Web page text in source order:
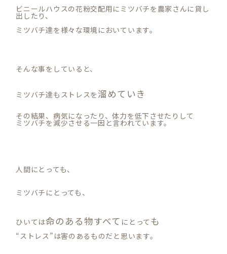
ビニールハウスの花粉交配用にミツバチを農家さんに貸し
出したり、
ミツバチ達を様々な環境においています。
そんな事をしていると、
ミツバチ達もストレスを溜めていき
その結果、病気になったり、体力を低下させたりして
ミツバチを減少させる一因と言われています。
人間にとっても、
ミツバチにとっても、
ひいては命のある物すべて にとって も
“ストレス”は害のあるものだと思います。